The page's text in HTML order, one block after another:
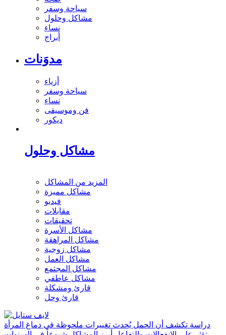
سياحة وسفر
مشاكل وحلول
نساء
أبراج
مدوَنات
أزياء
سياحة وسفر
نساء
فن وموسيقى
ديكور
مشاكل وحلول
المزيد من المشاكل
مشاكل مميزة
فيديو
مقابلات
تحقيقات
مشاكل الأسرة
مشاكل المراهقة
مشاكل زوجية
مشاكل العمل
مشاكل المجتمع
مشاكل عاطفي
قارئ ومشكلة
قارئ وحل
دراسة تكشف أن الحمل يُحدث تغييرات ملحوظة في دماغ المرأة